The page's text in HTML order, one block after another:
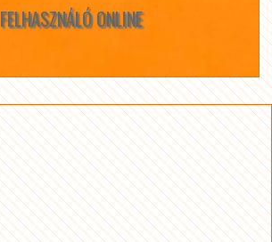
FELHASZNÁLÓ ONLINE